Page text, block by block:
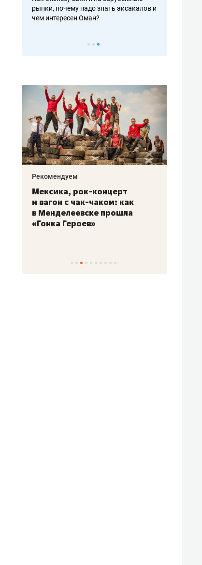
рынки, почему надо знать аксакалов и
чем интересен Оман?
Рекомендуем
Мексика, рок-концерт
и вагон с чак-чаком: как
в Менделеевске прошла
«Гонка Героев»